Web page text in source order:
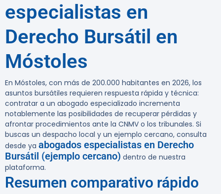
especialistas en
Derecho Bursátil en
Móstoles
En Móstoles, con más de 200.000 habitantes en 2026, los
asuntos bursátiles requieren respuesta rápida y técnica:
contratar a un abogado especializado incrementa
notablemente las posibilidades de recuperar pérdidas y
afrontar procedimientos ante la CNMV o los tribunales. Si
buscas un despacho local y un ejemplo cercano, consulta
desde ya abogados especialistas en Derecho
Bursátil (ejemplo cercano) dentro de nuestra
plataforma.
Resumen comparativo rápido